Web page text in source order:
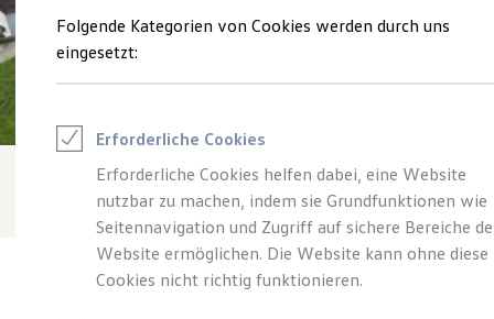
Junge Gebrauchtwagen und Gebrauchtwagen
Volkswagen Zertifizierte Gebrauchtwagen
Zubehör- und Serviceangebote
Leasing
Leasing-Angebote
Gebrauchtwagen Leasing
Junge Gebrauchtwagen-Leasing
Elektroauto Leasing
Kleinwagen-Leasing
Leasing ohne Anzahlung
Finanzierung
Folgende Kategorien von Cookies werden durch uns
eingesetzt:
Erforderliche Cookies
Erforderliche Cookies helfen dabei, eine Website
nutzbar zu machen, indem sie Grundfunktionen wie
Seitennavigation und Zugriff auf sichere Bereiche
Website ermöglichen. Die Website kann ohne diese
Cookies nicht richtig funktionieren.